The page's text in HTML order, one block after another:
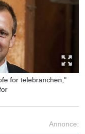
for telebranchen,"
Annonce: